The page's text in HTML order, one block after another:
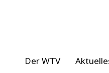
Der WTV